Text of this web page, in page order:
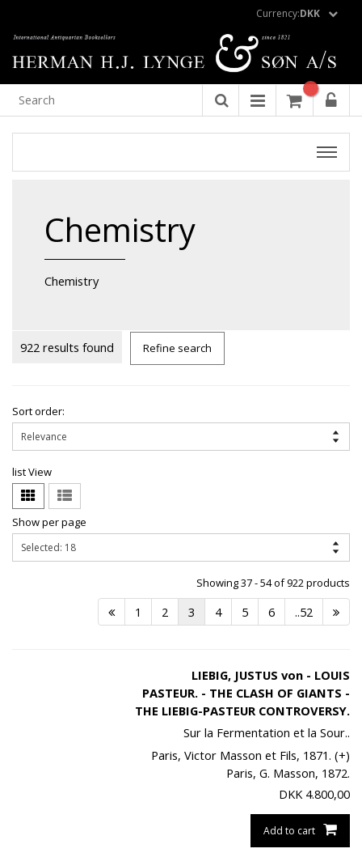
Currency:DKK
Chemistry
Chemistry
922 results found Refine search
Sort order:
list View
Show per page
Showing 37 - 54 of 922 products
1 2 3 4 5 6 ..52
LIEBIG, JUSTUS von - LOUIS
PASTEUR. - THE CLASH OF GIANTS -
THE LIEBIG-PASTEUR CONTROVERSY.
Sur la Fermentation et la Sour..
Paris, Victor Masson et Fils, 1871. (+)
Paris, G. Masson, 1872.
DKK 4.800,00
Add to cart